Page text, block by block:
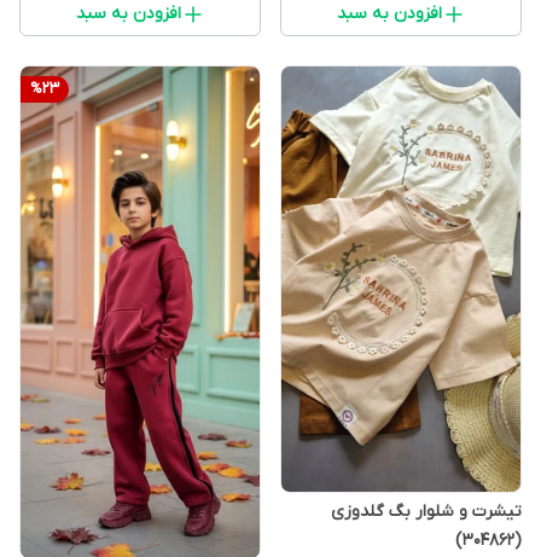
افزودن به سبد افزودن به سبد
تیشرت و شلوار بگ گلدوزی
(304862)
%23